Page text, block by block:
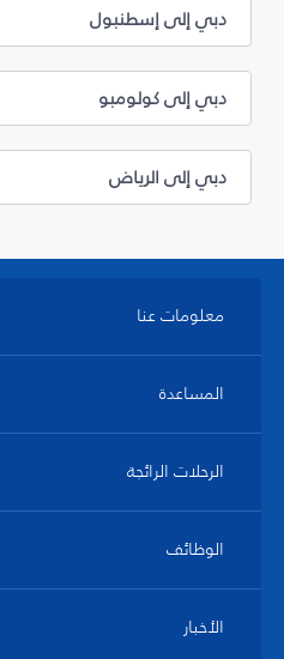
دبي إلى إسطنبول
دبي إلى كولومبو
دبي إلى الرياض
معلومات عنا
المساعدة
الرحلات الرائجة
الوظائف
الأخبار